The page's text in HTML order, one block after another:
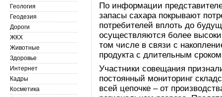
По информации
запасы сахара покрывают
потребителей вплоть до
осуществляются более
том числе в связи с
продукта с длительным
Участники совещания
постоянный мониторинг
всей цепочке – от
Геология
Геодезия
Дороги
ЖКХ
Животные
Здоровье
Интернет
Кадры
Косметика